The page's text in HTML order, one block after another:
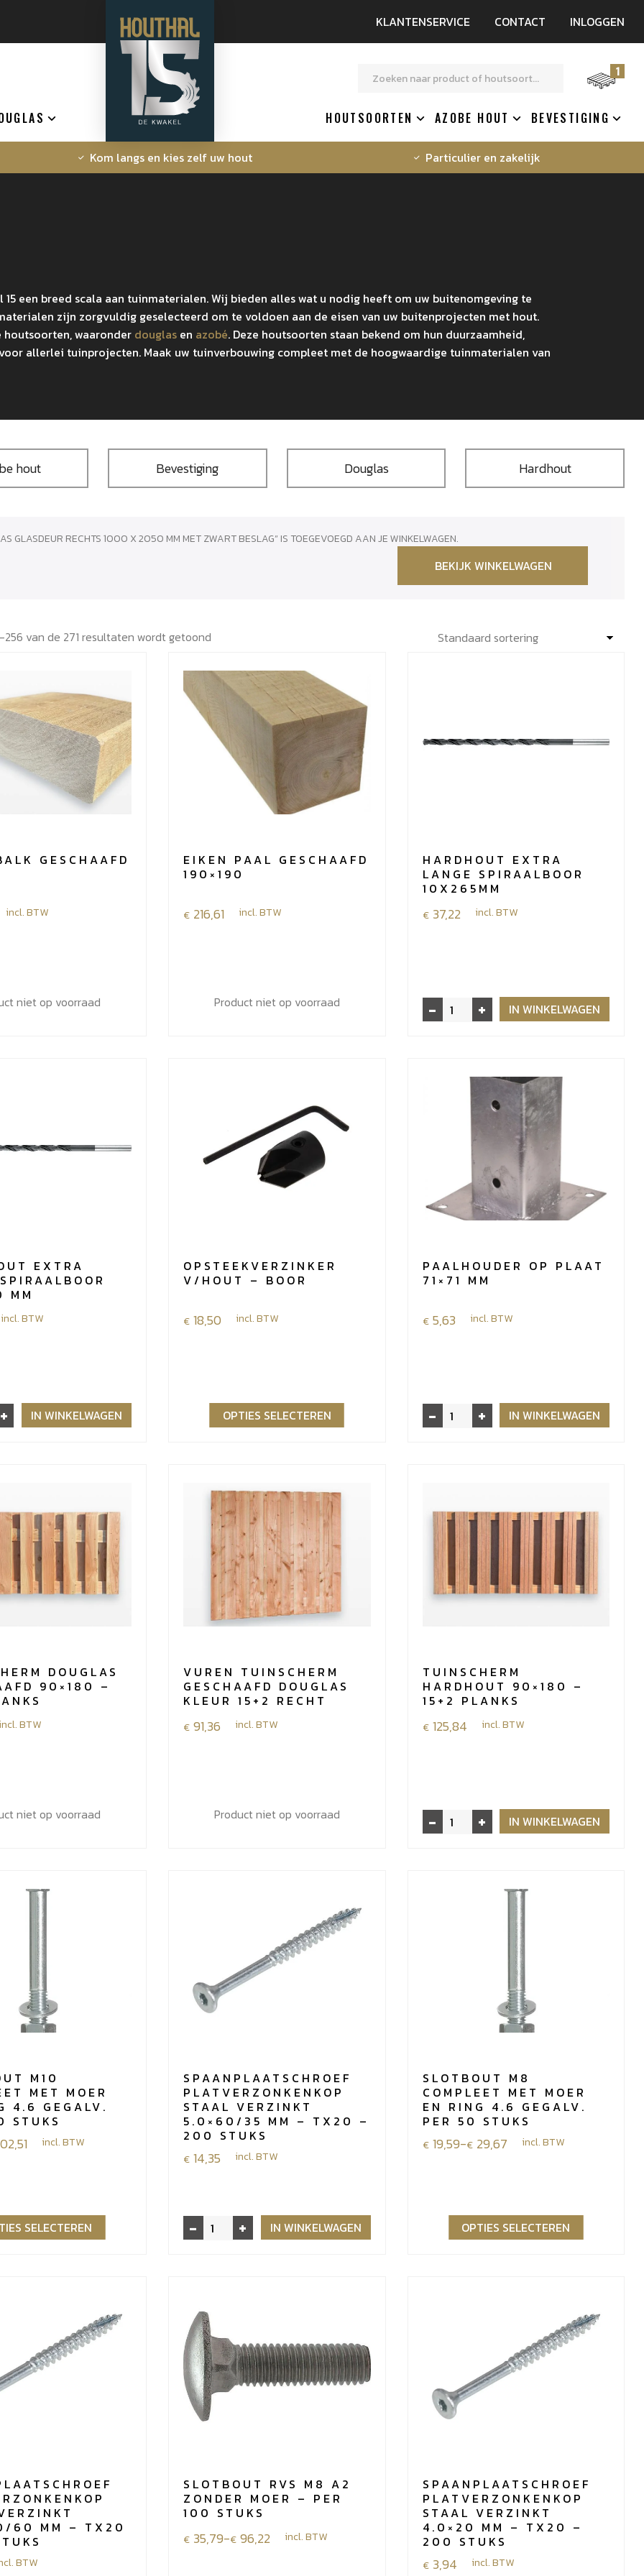
KLANTENSERVICE CONTACT INLOGGEN
1
HOUTSOORTEN AZOBE HOUT BEVESTIGING
Kom langs en kies zelf uw hout Particulier en zakelijk
een breed scala aan tuinmaterialen. Wij bieden alles wat u nodig heeft om uw buitenomgeving te
zijn zorgvuldig geselecteerd om te voldoen aan de eisen van uw buitenprojecten met hout.
waaronder douglasen azobé. Deze houtsoorten staan bekend om hun duurzaamheid,
allerlei tuinprojecten. Maak uw tuinverbouwing compleet met de hoogwaardige tuinmaterialen van
hout Bevestiging Douglas Hardhout
GLASDEUR RECHTS 1000 X 2050 MM MET ZWART BESLAG” IS TOEGEVOEGD AAN JE WINKELWAGEN.
BEKIJK WINKELWAGEN
van de 271 resultaten wordt getoond
GESCHAAFD
incl. BTW
niet op voorraad
EIKEN PAAL GESCHAAFD
190×190
€ 216,61 incl. BTW
Product niet op voorraad
HARDHOUT EXTRA
LANGE SPIRAALBOOR
10X265MM
€ 37,22 incl. BTW
-
Hardhout
extra
10x265mm
+ IN WINKELWAGEN
EXTRA
MM
incl. BTW
+ IN WINKELWAGEN
OPSTEEKVERZINKER
V/HOUT – BOOR
€ 18,50 incl. BTW
OPTIES SELECTEREN
PAALHOUDER OP PLAAT
71×71 MM
€ 5,63 incl. BTW
-
Paalhouder
op
+ IN WINKELWAGEN
DOUGLAS
90×180 –
incl. BTW
niet op voorraad
VUREN TUINSCHERM
GESCHAAFD DOUGLAS
KLEUR 15+2 RECHT
€ 91,36 incl. BTW
Product niet op voorraad
TUINSCHERM
HARDHOUT 90×180 –
15+2 PLANKS
€ 125,84 incl. BTW
-
Tuinscherm
hardhout
+ IN WINKELWAGEN
M10
MET MOER
4.6 GEGALV.
STUKS
incl. BTW
SELECTEREN
SPAANPLAATSCHROEF
PLATVERZONKENKOP
STAAL VERZINKT
5.0×60/35 MM – TX20 –
200 STUKS
€ 14,35 incl. BTW
-
Spaanplaatschroef
platverzonkenkop
mm
-
TX20
-
200
stuks
aantal
+ IN WINKELWAGEN
SLOTBOUT M8
COMPLEET MET MOER
EN RING 4.6 GEGALV.
PER 50 STUKS
€ 19,59-€ 29,67
Prijsklasse:
incl. BTW
OPTIES SELECTEREN
60 MM – TX20
BTW
SLOTBOUT RVS M8 A2
ZONDER MOER – PER
100 STUKS
€ 35,79-€ 96,22
Prijsklasse:
incl. BTW
SPAANPLAATSCHROEF
PLATVERZONKENKOP
STAAL VERZINKT
4.0×20 MM – TX20 –
200 STUKS
€ 3,94 incl. BTW